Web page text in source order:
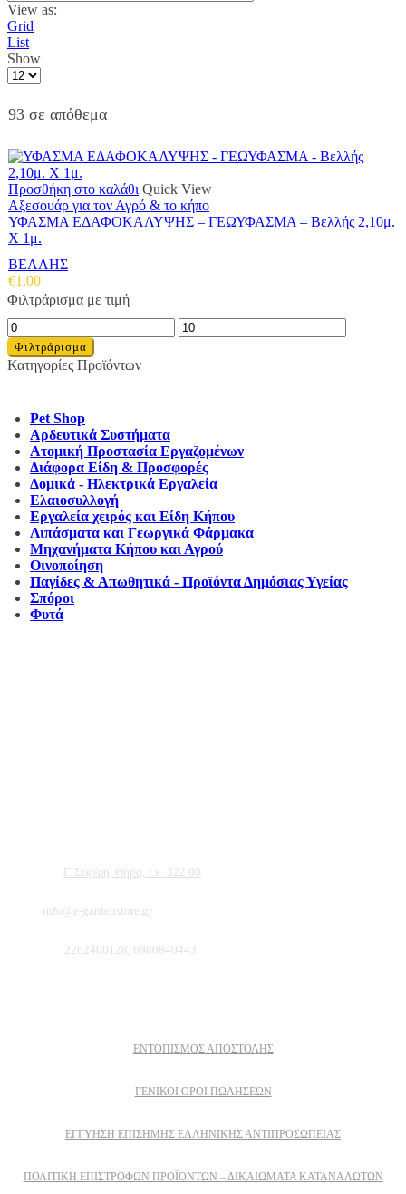
View as:
Grid
List
Show
Products
page
93 σε απόθεμα
Προσθήκη στο καλάθι Quick View
Αξεσουάρ για τον Αγρό & το κήπο
ΥΦΑΣΜΑ ΕΔΑΦΟΚΑΛΥΨΗΣ – ΓΕΩΥΦΑΣΜΑ – Βελλής 2,10μ.
X 1μ.
ΒΕΛΛΗΣ
€1.00
Φιλτράρισμα με τιμή
Ελάχιστη
τιμή
Μέγιστη
τιμή
Φιλτράρισμα
Κατηγορίες Προϊόντων
Pet Shop
Αρδευτικά Συστήματα
Ατομική Προστασία Εργαζομένων
Διάφορα Είδη & Προσφορές
Δομικά - Ηλεκτρικά Εργαλεία
Ελαιοσυλλογή
Εργαλεία χειρός και Είδη Κήπου
Λιπάσματα και Γεωργικά Φάρμακα
Μηχανήματα Κήπου και Αγρού
Οινοποίηση
Παγίδες & Απωθητικά - Προϊόντα Δημόσιας Υγείας
Σπόροι
Φυτά
Γ. Σεφέρη, Θήβα, τ.κ. 322 00
info@e-gardenstore.gr
2262400128, 6980840443
ΕΝΤΟΠΙΣΜΟΣ ΑΠΟΣΤΟΛΗΣ
ΓΕΝΙΚΟΙ ΟΡΟΙ ΠΩΛΗΣΕΩΝ
ΕΓΓΎΗΣΗ ΕΠΊΣΗΜΗΣ ΕΛΛΗΝΙΚΉΣ ΑΝΤΙΠΡΟΣΩΠΕΊΑΣ
ΠΟΛΙΤΙΚΉ ΕΠΙΣΤΡΟΦΏΝ ΠΡΟΪΌΝΤΩΝ – ΔΙΚΑΙΏΜΑΤΑ ΚΑΤΑΝΑΛΩΤΏΝ